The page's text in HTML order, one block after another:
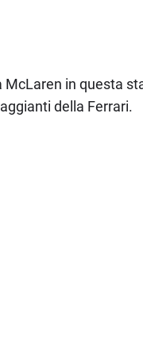
in questa
della Ferrari.